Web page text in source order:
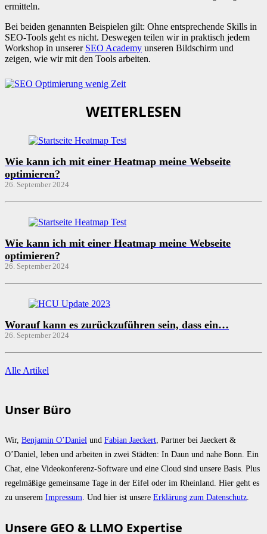
ermitteln.
Bei beiden genannten Beispielen gilt: Ohne entsprechende Skills in
SEO-Tools geht es nicht. Deswegen teilen wir in praktisch jedem
Workshop in unserer SEO Academy unseren Bildschirm und
zeigen, wie wir mit den Tools arbeiten.
WEITERLESEN
Wie kann ich mit einer Heatmap meine Webseite
optimieren?
26. September 2024
Wie kann ich mit einer Heatmap meine Webseite
optimieren?
26. September 2024
Worauf kann es zurückzuführen sein, dass ein…
26. September 2024
Alle Artikel
Unser Büro
Wir, Benjamin O’Daniel und Fabian Jaeckert , Partner bei Jaeckert &
O’Daniel, leben und arbeiten in zwei Städten: In Daun und nahe Bonn. Ein
Chat, eine Videokonferenz-Software und eine Cloud sind unsere Basis. Plus
regelmäßige gemeinsame Tage in der Eifel oder im Rheinland. Hier geht es
zu unserem Impressum . Und hier ist unsere Erklärung zum Datenschutz
Unsere GEO & LLMO Expertise